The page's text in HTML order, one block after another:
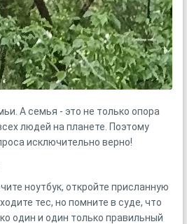
А семья - это не только опора
людей на планете. Поэтому
исключительно верно!
ноутбук, откройте присланную
тес, но помните в суде, что
один и один только правильный